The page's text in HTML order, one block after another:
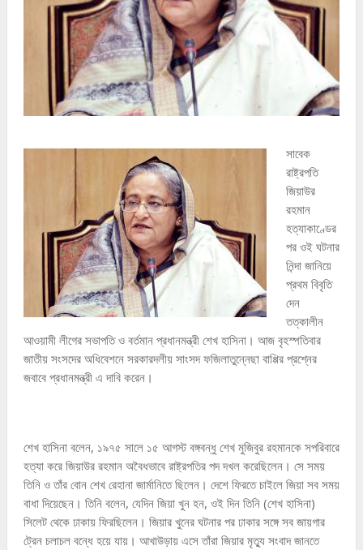
সাবেক
রাষ্ট্রপতি
জিয়াউর
রহমান
হত্যাকাণ্ডের
পর ওই ঘটনার
নিন্দা জানিয়ে
প্রথম বিবৃতি
দেন
তত্কালীন
আওয়ামী লীগের সভাপতি ও বর্তমান প্রধানমন্ত্রী শেখ হাসিনা। আজ বৃহস্পতিবার
জাতীয় সংসদের অধিবেশনে সরকারদলীয় সাংসদ ফজিলাতুন্নেছা বাপ্পির প্রশ্নের
জবাবে প্রধানমন্ত্রী এ দাবি করেন।
শেখ হাসিনা বলেন, ১৯৭৫ সালে ১৫ আগস্ট বঙ্গবন্ধু শেখ মুজিবুর রহমানকে সপরিবারে
হত্যা করে জিয়াউর রহমান অবৈধভাবে রাষ্ট্রপতির পদ দখল করেছিলেন। সে সময়
তিনি ও তাঁর বোন শেখ রেহানা জার্মানিতে ছিলেন। দেশে ফিরতে চাইলে জিয়া সব সময়
বাধা দিয়েছেন। তিনি বলেন, যেদিন জিয়া খুন হন, ওই দিন তিনি (শেখ হাসিনা)
সিলেট থেকে ঢাকায় ফিরছিলেন। জিয়ার খুনের ঘটনার পর ঢাকার সঙ্গে সব জায়গার
ট্রেন চলাচল বন্ধে হয়ে যায়। আখাউড়ায় এসে তাঁরা জিয়ার মৃত্যু সংবাদ জানতে